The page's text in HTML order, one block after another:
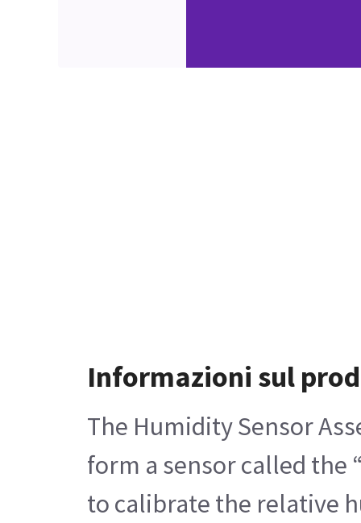
Informazioni sul
The Humidity Sensor
form a sensor called the
to calibrate the relative